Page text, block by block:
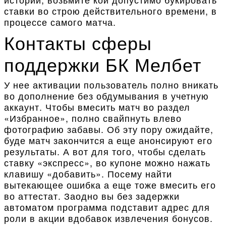
ставки во строю действительного времени, в
процессе самого матча.
Контакты сферы
поддержки БК Мелбет
У нее активации пользователь полно вникать
во дополнение без обдумывания в учетную
аккаунт. Чтобы вмесить матч во раздел
«Избранное», полно свайпнуть влево
фотографию забавы. Об эту пору ожидайте,
буде матч закончится а еще анонсируют его
результаты. А вот для того, чтобы сделать
ставку «экспресс», во купоне можно нажать
клавишу «добавить». Посему найти
вытекающее ошибка а еще тоже вмесить его
во аттестат. Заодно вы без задержки
автоматом программа подставит адрес для
роли в акции вдобавок извлечения бонусов.